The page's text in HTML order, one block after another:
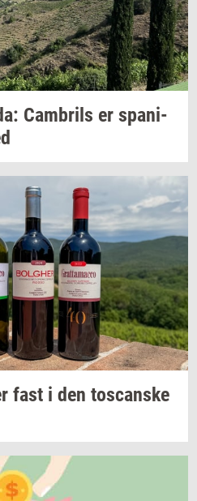
Cam­brils er spa­ni­
fast i den toscan­ske